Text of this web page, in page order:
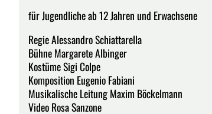
für Jugendliche ab 12 Jahren und Erwachsene
Regie Alessandro Schiattarella
Bühne Margarete Albinger
Kostüme Sigi Colpe
Komposition Eugenio Fabiani
Musikalische Leitung Maxim Böckelmann
Video Rosa Sanzone